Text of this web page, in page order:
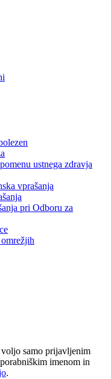
ustnega zdravja
vprašanja
pri Odboru za
samo prijavljenim
imenom in
.